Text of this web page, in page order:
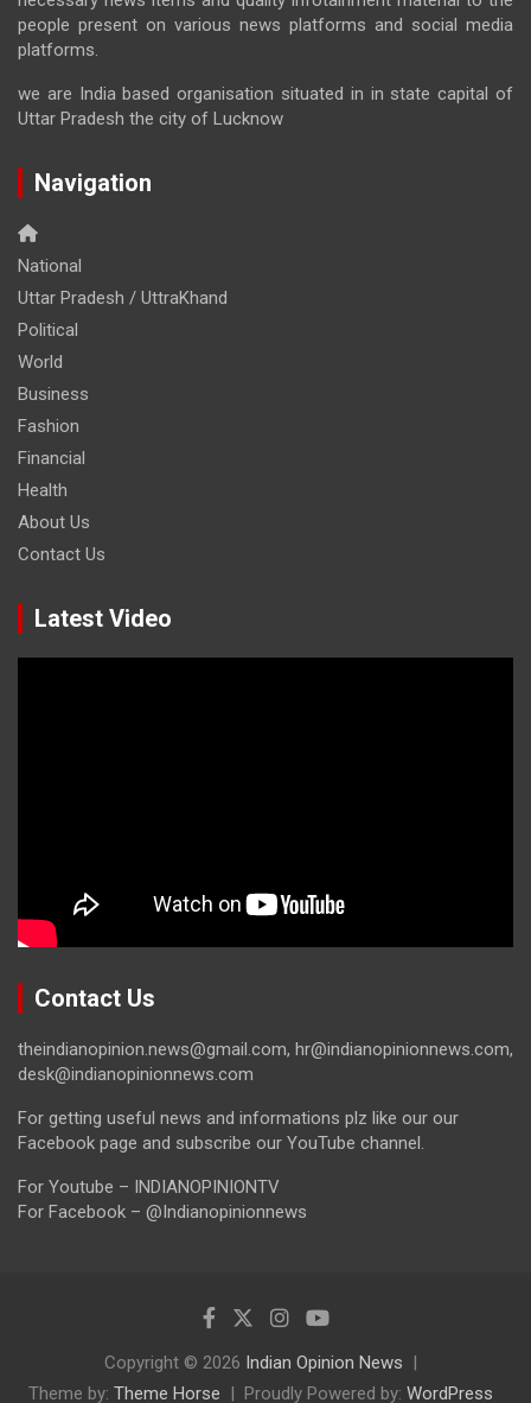
people present on various news platforms and social media
platforms.
we are India based organisation situated in in state capital of
Uttar Pradesh the city of Lucknow
Navigation
National
Uttar Pradesh / UttraKhand
Political
World
Business
Fashion
Financial
Health
About Us
Contact Us
Latest Video
Contact Us
theindianopinion.news@gmail.com, hr@indianopinionnews.com,
desk@indianopinionnews.com
For getting useful news and informations plz like our our
Facebook page and subscribe our YouTube channel.
For Youtube – INDIANOPINIONTV
For Facebook – @Indianopinionnews
Copyright © 2026 Indian Opinion News
Theme by: Theme Horse Proudly Powered by: WordPress